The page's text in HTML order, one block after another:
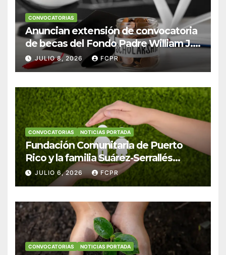
CONVOCATORIAS
Anuncian extensión de convocatoria
de becas del Fondo Padre William J.
Hendricks, SJ para estudiantes del
Colegio San Ignacio
JULIO 8, 2026 FCPR
CONVOCATORIAS NOTICIAS PORTADA
Fundación Comunitaria de Puerto
Rico y la familia Suárez-Serrallés
anuncian convocatoria para
fortalecer hogares y albergues
JULIO 6, 2026 FCPR
CONVOCATORIAS NOTICIAS PORTADA